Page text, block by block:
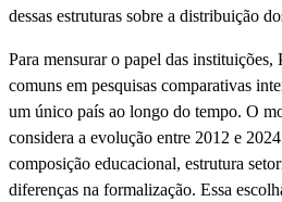
dessas estruturas sobre a distribuição
Para mensurar o papel das
comuns em pesquisas comparativas
um único país ao longo do tempo. O
considera a evolução entre 2012 e
composição educacional, estrutura
diferenças na formalização. Essa